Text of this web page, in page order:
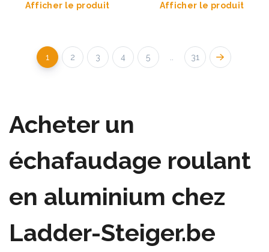
Afficher le produit Afficher le produit
1 2 3 4 5 31
Acheter un
échafaudage roulant
en aluminium chez
Ladder-Steiger.be